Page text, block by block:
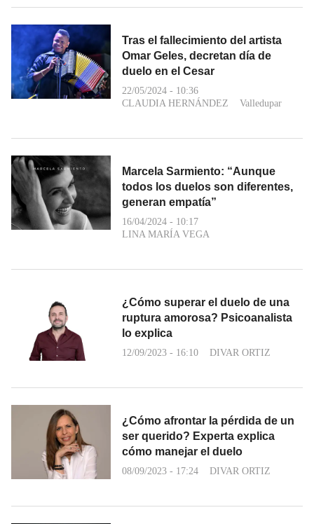
Tras el fallecimiento del artista
Omar Geles, decretan día de
duelo en el Cesar
22/05/2024 - 10:36
CLAUDIA HERNÁNDEZ
Valledupar
Marcela Sarmiento: “Aunque
todos los duelos son diferentes,
generan empatía”
16/04/2024 - 10:17
LINA MARÍA VEGA
¿Cómo superar el duelo de una
ruptura amorosa? Psicoanalista
lo explica
12/09/2023 - 16:10 DIVAR ORTIZ
¿Cómo afrontar la pérdida de un
ser querido? Experta explica
cómo manejar el duelo
08/09/2023 - 17:24 DIVAR ORTIZ